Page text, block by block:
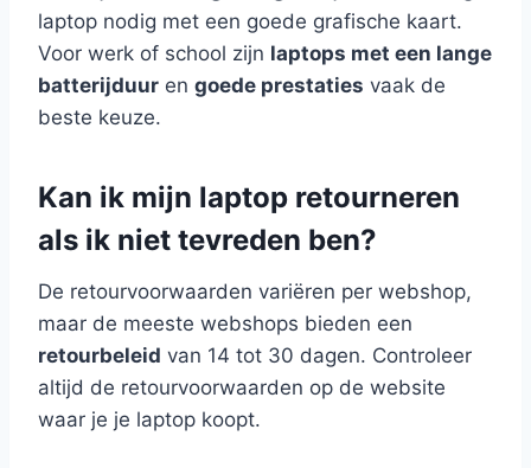
laptop nodig met een goede grafische kaart.
Voor werk of school zijn laptops met een lange
batterijduur en goede prestaties vaak de
beste keuze.
Kan ik mijn laptop retourneren
als ik niet tevreden ben?
De retourvoorwaarden variëren per webshop,
maar de meeste webshops bieden een
retourbeleid van 14 tot 30 dagen. Controleer
altijd de retourvoorwaarden op de website
waar je je laptop koopt.